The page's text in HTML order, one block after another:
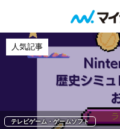
テレビゲーム・ゲームソフト
人気記事